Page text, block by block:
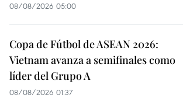
08/08/2026 05:00
Copa de Fútbol de ASEAN 2026:
Vietnam avanza a semifinales como
líder del Grupo A
08/08/2026 01:37